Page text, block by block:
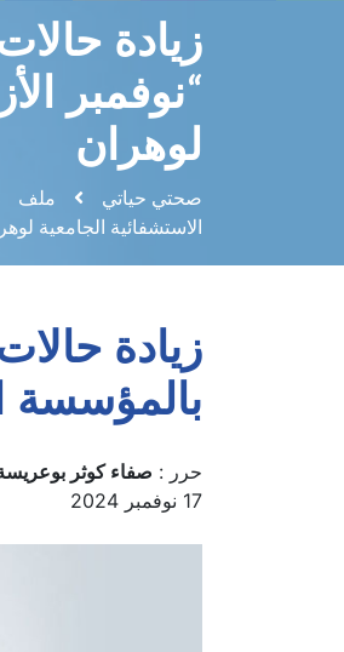
زيادة
“نوفمبر
لوهران
صحتي حياتي ملف
الاستشفائية الجامعية
زيادة
بالمؤسسة
حرر : صفاء كوثر
17 نوفمبر 2024